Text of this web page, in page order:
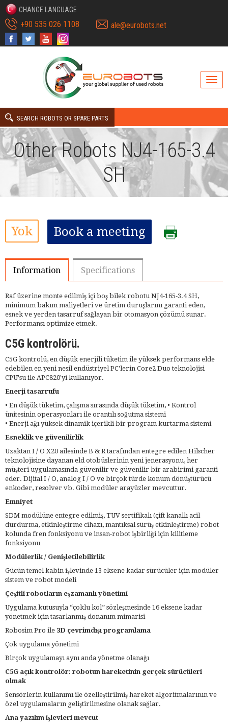
CHANGE LANGUAGE
+90 535 026 1108 ale@eurobots.net
SEARCH ROBOTS OR SPARE PARTS
Other Robots NJ4-165-3.4
SH
Yok Book a meeting
Information Specifications
Raf üzerine monte edilmiş içi boş bilek robotu NJ4-165-3.4 SH,
minimum bakım maliyetleri ve üretim duruşlarını garanti eden,
esnek ve yerden tasarruf sağlayan bir otomasyon çözümü sunar.
Performansı optimize etmek.
C5G kontrolörü.
C5G kontrolü, en düşük enerjili tüketim ile yüksek performans elde
edebilen en yeni nesil endüstriyel PC'lerin Core2 Duo teknolojisi
CPU'su ile APC820'yi kullanıyor.
Enerji tasarrufu
• En düşük tüketim, çalışma sırasında düşük tüketim, • Kontrol
ünitesinin operasyonları ile orantılı soğutma sistemi
• Enerji ağı yüksek dinamik içerikli bir program kurtarma sistemi
Esneklik ve güvenilirlik
Uzaktan I / O X20 ailesinde B & R tarafından entegre edilen Hilscher
teknolojisine dayanan eld otobüslerinin yeni jenerasyonu, her
müşteri uygulamasında güvenilir ve güvenilir bir arabirimi garanti
eder. Dijital I / O, analog I / O ve birçok türde konum dönüştürücü
enkoder, resolver vb. Gibi modüler arayüzler mevcuttur.
Emniyet
SDM modülüne entegre edilmiş, TUV sertifikalı (çift kanallı acil
durdurma, etkinleştirme cihazı, mantıksal sürüş etkinleştirme) robot
kolunda fren fonksiyonu ve insan-robot işbirliği için kilitleme
fonksiyonu
Modülerlik / Genişletilebilirlik
Gücün temel kabin işlevinde 13 eksene kadar sürücüler için modüler
sistem ve robot modeli
Çeşitli robotların eşzamanlı yönetimi
Uygulama kutusuyla “çoklu kol” sözleşmesinde 16 eksene kadar
yönetmek için tasarlanmış donanım mimarisi
Robosim Pro ile 3D çevrimdışı programlama
Çok uygulama yönetimi
Birçok uygulamayı aynı anda yönetme olanağı
C5G açık kontrolör: robotun hareketinin gerçek sürücüleri
olmak
Sensörlerin kullanımı ile özelleştirilmiş hareket algoritmalarının ve
özel uygulamaların geliştirilmesine olanak sağlar.
Ana yazılım işlevleri mevcut